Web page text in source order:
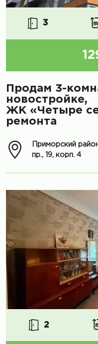
3
Продам 3-
новостройке,
ЖК «Четыре
ремонта
Приморский
пр., 19, корп. 4
2